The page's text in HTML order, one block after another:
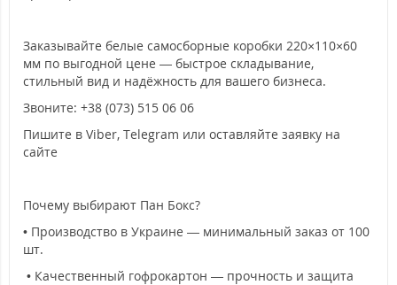
Заказывайте белые самосборные коробки 220×110×60
мм по выгодной цене — быстрое складывание,
стильный вид и надёжность для вашего бизнеса.
Звоните: +38 (073) 515 06 06
Пишите в Viber, Telegram или оставляйте заявку на
сайте
Почему выбирают Пан Бокс?
• Производство в Украине — минимальный заказ от 100
шт.
• Качественный гофрокартон — прочность и защита